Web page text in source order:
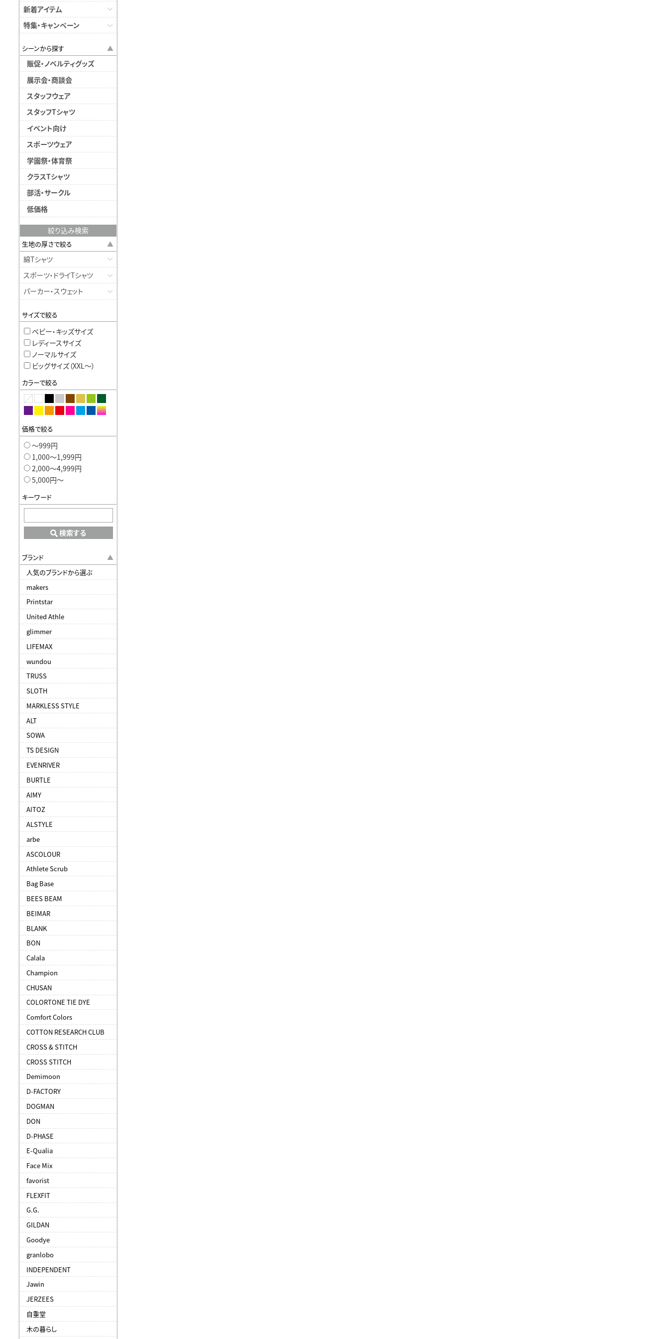
新着アイテム
特集・キャンペーン
シーンから探す
販促・ノベルティグッズ
展示会・商談会
スタッフウェア
スタッフTシャツ
イベント向け
スポーツウェア
学園祭・体育祭
クラスTシャツ
部活・サークル
低価格
絞り込み検索
生地の厚さで絞る
綿Tシャツ
スポーツ・ドライTシャツ
パーカー・スウェット
サイズで絞る
ベビー・キッズサイズ
レディースサイズ
ノーマルサイズ
ビッグサイズ（XXL〜）
カラーで絞る
価格で絞る
〜999円
1,000〜1,999円
2,000〜4,999円
5,000円〜
キーワード
検索する
ブランド
人気のブランドから選ぶ
makers
Printstar
United Athle
glimmer
LIFEMAX
wundou
TRUSS
SLOTH
MARKLESS STYLE
ALT
SOWA
TS DESIGN
EVENRIVER
BURTLE
AIMY
AITOZ
ALSTYLE
arbe
ASCOLOUR
Athlete Scrub
Bag Base
BEES BEAM
BEIMAR
BLANK
BON
Calala
Champion
CHUSAN
COLORTONE TIE DYE
Comfort Colors
COTTON RESEARCH CLUB
CROSS & STITCH
CROSS STITCH
Demimoon
D-FACTORY
DOGMAN
DON
D-PHASE
E-Qualia
Face Mix
favorist
FLEXFIT
G.G.
GILDAN
Goodye
granlobo
INDEPENDENT
Jawin
JERZEES
自重堂
木の暮らし